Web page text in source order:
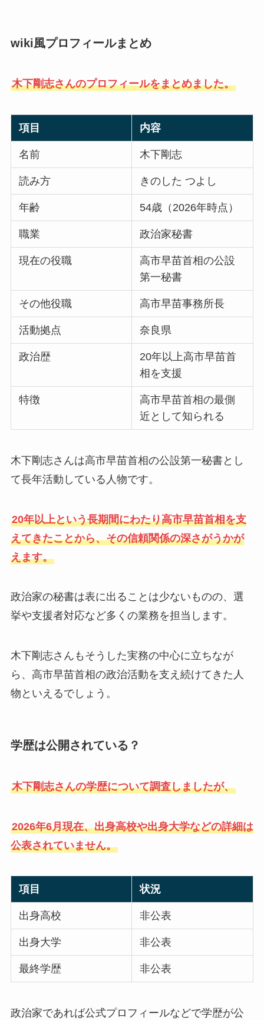
wiki風プロフィールまとめ
木下剛志さんのプロフィールをまとめました。
項目 内容
名前 木下剛志
読み方 きのした つよし
年齢 54歳（2026年時点）
職業 政治家秘書
現在の役職
高市早苗首相の公設
第一秘書
その他役職 高市早苗事務所長
活動拠点 奈良県
政治歴
20年以上高市早苗首
相を支援
特徴
高市早苗首相の最側
近として知られる
木下剛志さんは高市早苗首相の公設第一秘書とし
て長年活動している人物です。
20年以上という長期間にわたり高市早苗首相を支
えてきたことから、その信頼関係の深さがうかが
えます。
政治家の秘書は表に出ることは少ないものの、選
挙や支援者対応など多くの業務を担当します。
木下剛志さんもそうした実務の中心に立ちなが
ら、高市早苗首相の政治活動を支え続けてきた人
物といえるでしょう。
学歴は公開されている？
木下剛志さんの学歴について調査しましたが、
2026年6月現在、出身高校や出身大学などの詳細は
公表されていません。
項目 状況
出身高校 非公表
出身大学 非公表
最終学歴 非公表
政治家であれば公式プロフィールなどで学歴が公